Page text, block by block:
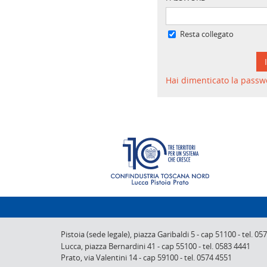
Resta collegato
Hai dimenticato la
Pistoia (sede legale), piazza Garibaldi 5-cap 51100-tel.
Lucca, piazza Bernardini 41 -cap 55100-tel. 0583 4441
Prato,via Valentini 14-cap 59100-tel. 0574 4551